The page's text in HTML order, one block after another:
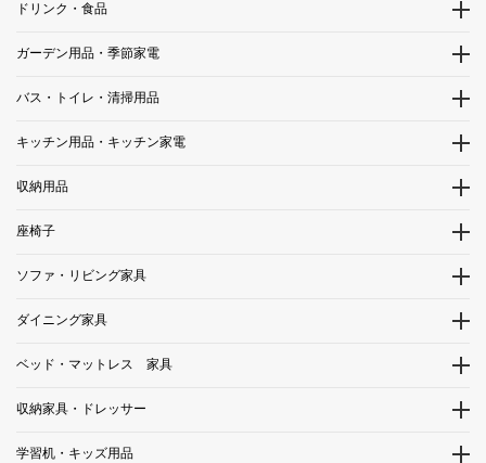
ドリンク・食品
ガーデン用品・季節家電
バス・トイレ・清掃用品
キッチン用品・キッチン家電
収納用品
座椅子
ソファ・リビング家具
ダイニング家具
ベッド・マットレス 家具
収納家具・ドレッサー
学習机・キッズ用品